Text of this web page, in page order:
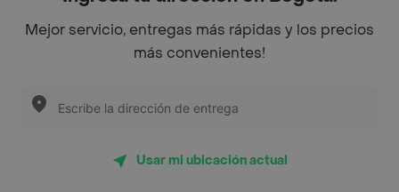
App Store Google play
Mejor servicio, entregas más rápidas y los precios
más convenientes!
Usar mi ubicación actual